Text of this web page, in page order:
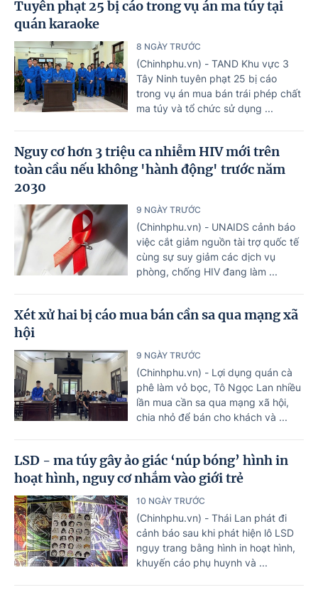
Tuyên phạt 25 bị cáo trong vụ án ma túy tại
quán karaoke
8 NGÀY TRƯỚC
(Chinhphu.vn) - TAND Khu vực 3
Tây Ninh tuyên phạt 25 bị cáo
trong vụ án mua bán trái phép chất
ma túy và tổ chức sử dụng ...
Nguy cơ hơn 3 triệu ca nhiễm HIV mới trên
toàn cầu nếu không 'hành động' trước năm
2030
9 NGÀY TRƯỚC
(Chinhphu.vn) - UNAIDS cảnh báo
việc cắt giảm nguồn tài trợ quốc tế
cùng sự suy giảm các dịch vụ
phòng, chống HIV đang làm ...
Xét xử hai bị cáo mua bán cần sa qua mạng xã
hội
9 NGÀY TRƯỚC
(Chinhphu.vn) - Lợi dụng quán cà
phê làm vỏ bọc, Tô Ngọc Lan nhiều
lần mua cần sa qua mạng xã hội,
chia nhỏ để bán cho khách và ...
LSD - ma túy gây ảo giác ‘núp bóng’ hình in
hoạt hình, nguy cơ nhắm vào giới trẻ
10 NGÀY TRƯỚC
(Chinhphu.vn) - Thái Lan phát đi
cảnh báo sau khi phát hiện lô LSD
ngụy trang bằng hình in hoạt hình,
khuyến cáo phụ huynh và ...